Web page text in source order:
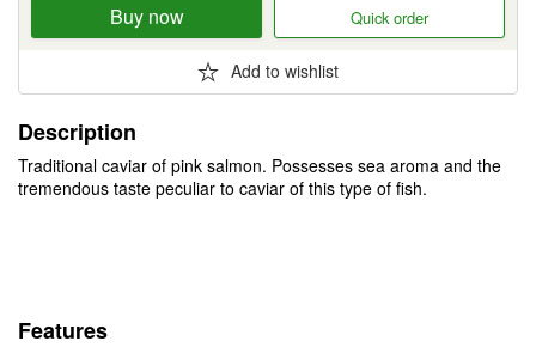
Buy now Quick order
Add to wishlist
Description
Traditional caviar of pink salmon. Possesses sea aroma and the
tremendous taste peculiar to caviar of this type of fish.
Features